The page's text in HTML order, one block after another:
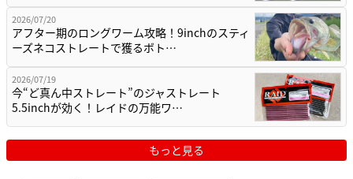
2026/07/20
アフター期のロングワーム攻略！9inchのスティ
ーズネコストレートで獲るボト…
2026/07/19
今“ど真ん中ストレート”のジャストレート
5.5inchが効く！レイドの万能ワ…
もっと見る